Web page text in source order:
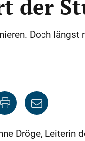
der
Doch
Dröge, Leiterin